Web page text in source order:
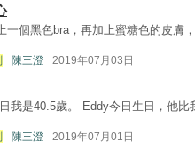
一個黑色bra，再加上蜜糖色的皮膚
陳三澄 2019年07月03日
我是40.5歲。 Eddy今日生日，他
陳三澄 2019年07月01日